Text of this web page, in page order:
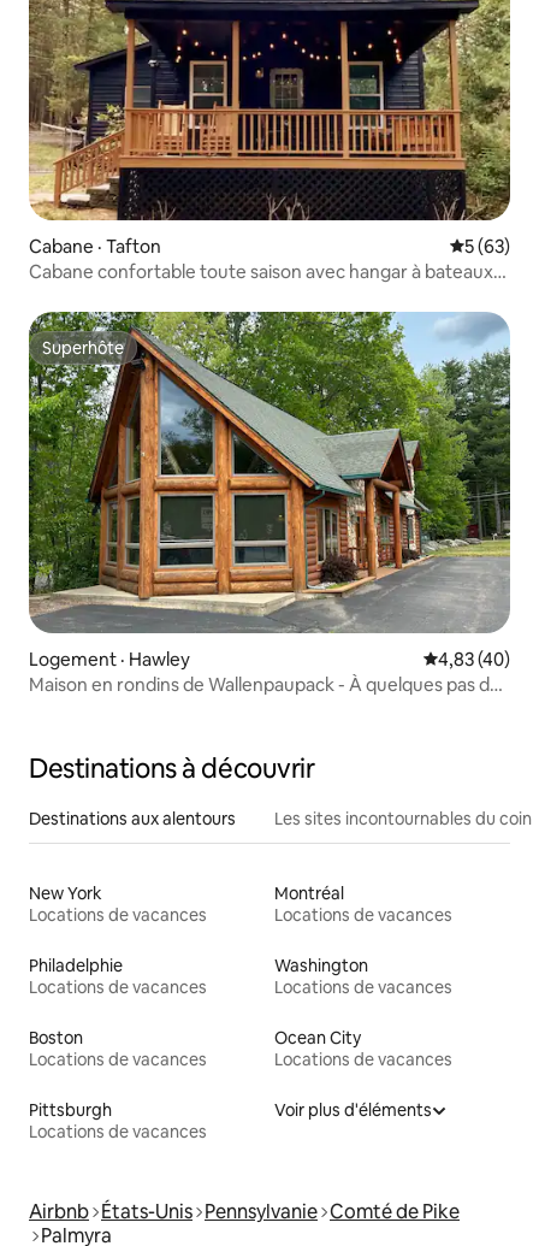
Cabane · Tafton Note
5 (63)
Cabane confortable toute saison avec hangar à bateaux
Superhôte
Superhôte
Logement · Hawley Note
4,83 (40)
Maison en rondins de Wallenpaupack - À quelques pas de
Destinations à découvrir
Destinations aux alentours Les sites incontournables du coin
New York
Locations de vacances
Montréal
Locations de vacances
Philadelphie
Locations de vacances
Washington
Locations de vacances
Boston
Locations de vacances
Ocean City
Locations de vacances
Pittsburgh
Locations de vacances
Voir plus d'éléments
Airbnb États-Unis Pennsylvanie Comté de Pike
Palmyra